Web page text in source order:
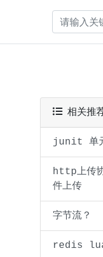
相关推
junit 单
http上传
件上传
字节流？
redis